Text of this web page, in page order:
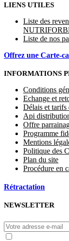
LIENS UTILES
Liste des
Liste de nos
Offrez une Carte-
INFORMATIONS
Conditions
Echange et
Délais et tarifs
Api
Offre
Programme
Mentions
Politique des
Plan du site
Procédure en
Rétractation
NEWSLETTER